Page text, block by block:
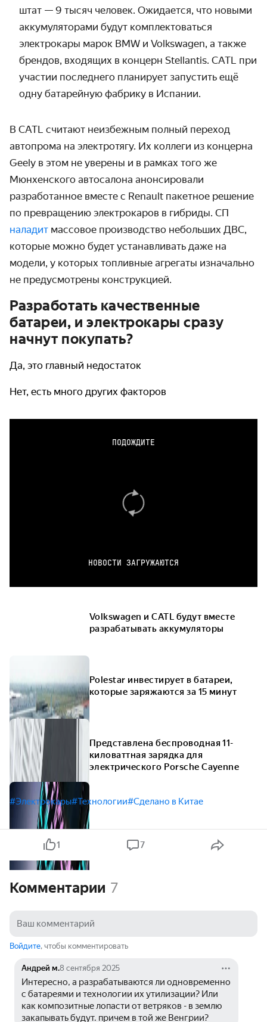
штат — 9 тысяч человек. Ожидается, что новыми
аккумуляторами будут комплектоваться
электрокары марок BMW и Volkswagen, а также
брендов, входящих в концерн Stellantis. CATL при
участии последнего планирует запустить ещё
одну батарейную фабрику в Испании.
В CATL считают неизбежным полный переход
автопрома на электротягу. Их коллеги из концерна
Geely в этом не уверены и в рамках того же
Мюнхенского автосалона анонсировали
разработанное вместе с Renault пакетное решение
по превращению электрокаров в гибриды. СП
наладит массовое производство небольших ДВС,
которые можно будет устанавливать даже на
модели, у которых топливные агрегаты изначально
не предусмотрены конструкцией.
Разработать качественные
батареи, и электрокары сразу
начнут покупать?
Да, это главный недостаток
Нет, есть много других факторов
ПОДОЖДИТЕ
НОВОСТИ ЗАГРУЖАЮТСЯ
Volkswagen и CATL будут вместе
разрабатывать аккумуляторы
Polestar инвестирует в батареи,
которые заряжаются за 15 минут
Представлена беспроводная 11-
киловаттная зарядка для
электрического Porsche Cayenne
#Электрокары#Технологии#Сделано в Китае
1 7
Комментарии 7
Войдите, чтобы комментировать
Андрей м.8 сентября 2025
Интересно, а разрабатываются ли одновременно
с батареями и технологии их утилизации? Или
как композитные лопасти от ветряков - в землю
закапывать будут. причем в той же Венгрии?